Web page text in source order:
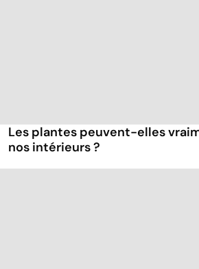
Les plantes peuvent-elles
nos intérieurs ?